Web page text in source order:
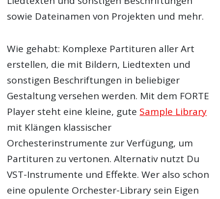
sowie Dateinamen von Projekten und mehr.
Wie gehabt: Komplexe Partituren aller Art
erstellen, die mit Bildern, Liedtexten und
sonstigen Beschriftungen in beliebiger
Gestaltung versehen werden. Mit dem FORTE
Player steht eine kleine, gute Sample Library
mit Klängen klassischer
Orchesterinstrumente zur Verfügung, um
Partituren zu vertonen. Alternativ nutzt Du
VST-Instrumente und Effekte. Wer also schon
eine opulente Orchester-Library sein Eigen